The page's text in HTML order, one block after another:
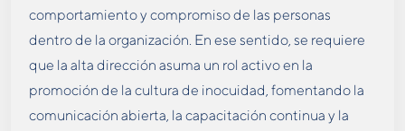
comportamiento y compromiso de las personas
dentro de la organización. En ese sentido, se requiere
que la alta dirección asuma un rol activo en la
promoción de la cultura de inocuidad, fomentando la
comunicación abierta, la capacitación continua y la